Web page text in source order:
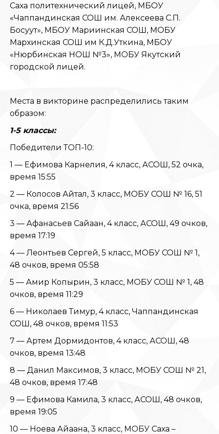
Саха политехнический лицей, МБОУ
«Чаппандинская СОШ им. Алексеева С.П.
Босуут», МБОУ Мариинская СОШ, МОБУ
Мархинская СОШ им К.Д.Уткина, МБОУ
«Нюрбинская НОШ №3», МОБУ Якутский
городской лицей.
Места в викторине распределились таким
образом:
1-5 классы:
Победители ТОП-10:
1 — Ефимова Карнелия, 4 класс, АСОШ, 52 очка,
время 15:55
2 — Колосов Айтал, 3 класс, МОБУ СОШ № 16, 51
очка, время 21:56
3 — Афанасьев Сайаан, 4 класс, АСОШ, 49 очков,
время 17:19
4 — Леонтьев Сергей, 5 класс, МОБУ СОШ № 1,
48 очков, время 05:58
5 — Амир Копырин, 3 класс, МОБУ СОШ № 1, 48
очков, время 11:29
6 — Николаев Тимур, 4 класс, Чаппандинская
СОШ, 48 очков, время 11:53
7 — Артем Дормидонтов, 4 класс, АСОШ, 48
очков, время 13:48
8 — Данил Максимов, 3 класс, МОБУ СОШ № 21,
48 очков, время 17:48
9 — Ефимова Камила, 3 класс, АСОШ, 48 очков,
время 19:05
10 — Ноева Айаана, 3 класс, МОБУ Саха –